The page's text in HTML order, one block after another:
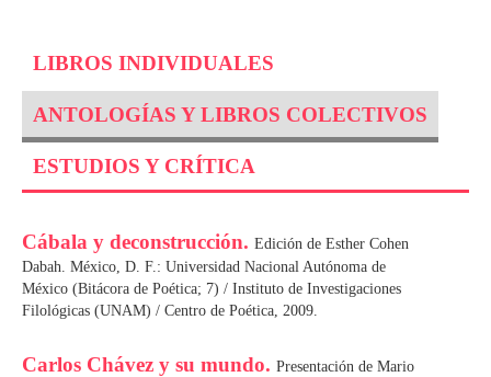
LIBROS INDIVIDUALES
ANTOLOGÍAS Y LIBROS COLECTIVOS
ESTUDIOS Y CRÍTICA
Cábala y deconstrucción. Edición de Esther Cohen
Dabah. México, D. F.: Universidad Nacional Autónoma de
México (Bitácora de Poética; 7) / Instituto de Investigaciones
Filológicas (UNAM) / Centro de Poética, 2009.
Carlos Chávez y su mundo. Presentación de Mario